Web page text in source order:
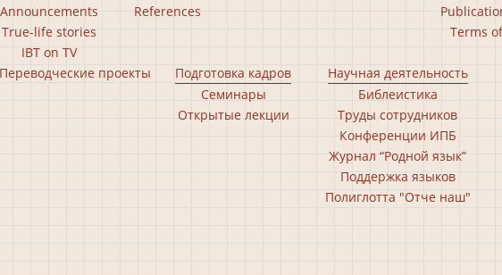
Announcements
True-life stories
IBT on TV
References
Terms
Переводческие проекты
Подготовка кадров
Семинары
Открытые лекции
Научная деятельность
Библеистика
Труды сотрудников
Конференции ИПБ
Журнал “Родной язык”
Поддержка языков
Полиглотта "Отче наш"